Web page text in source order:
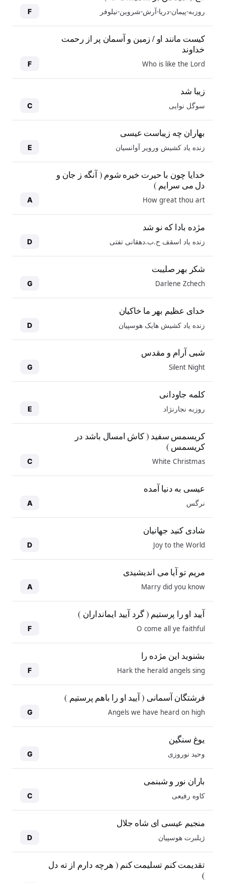
روزبه-پیمان-دریا-آرش-شروین-نیلوفر F
کیست مانند او / زمین و آسمان پر از رحمت
خداوند
Who is like the Lord
F
زیبا شد
سوگل نوایی C
بهاران چه زیباست عیسی
زنده یاد کشیش ورویر آوانسیان E
خدایا چون با حیرت خیره شوم ( آنگه ز جان و
دل می سرایم )
How great thou art
A
مژده بادا که نو شد
زنده یاد اسقف ح.ب.دهقانی تفتی D
شکر بهر صلیبت
Darlene Zchech
G
خدای عظیم بهر ما خاکیان
زنده یاد کشیش هایک هوسپیان D
شبی آرام و مقدس
Silent Night
G
کلمه جاودانی
روزبه نجارنژاد E
کریسمس سفید ( کاش امسال باشد در
کریسمس )
White Christmas
C
عیسی به دنیا آمده
نرگس A
شادی کنید جهانیان
Joy to the World
D
مریم تو آیا می اندیشیدی
Marry did you know
A
آیید او را پرستیم ( گرد آیید ایمانداران )
O come all ye faithful
F
بشنوید این مژده را
Hark the herald angels sing
F
فرشتگان آسمانی ( آیید او را باهم پرستیم )
Angels we have heard on high
G
یوغ سنگین
وحید نوروزی G
باران نور و شبنمی
کاوه رفیعی C
منجیم عیسی ای شاه جلال
ژیلبرت هوسپیان D
تقدیمت کنم تسلیمت کنم ( هرچه دارم از ته دل
)